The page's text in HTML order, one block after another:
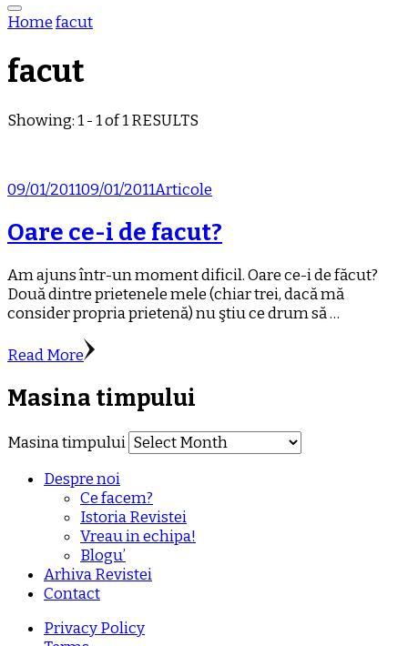
Homefacut
facut
Showing: 1 - 1 of 1 RESULTS
09/01/201109/01/2011Articole
Oare ce-i de facut?
Am ajuns într-un moment dificil. Oare ce-i de făcut?
Două dintre prietenele mele (chiar trei, dacă mă
consider propria prietenă) nu ştiu ce drum să …
Read More
Masina timpului
Masina timpului
Despre noi
Ce facem?
Istoria Revistei
Vreau in echipa!
Blogu’
Arhiva Revistei
Contact
Privacy Policy